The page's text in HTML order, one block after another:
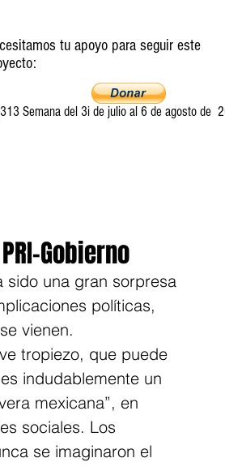
tu apoyo para seguir este
Semana del 3i de julio al 6 de agosto de
Gobierno
sido una gran sorpresa
políticas,
vienen.
tropiezo, que puede
indudablemente un
mexicana”, en
sociales. Los
se imaginaron el